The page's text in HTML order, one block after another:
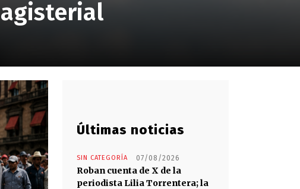
Últimas noticias
SIN CATEGORÍA 07/08/2026
Roban cuenta de X de la
periodista Lilia Torrentera; la